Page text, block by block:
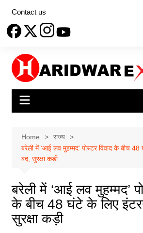
content
Contact us
Home
राज्य
बरेली में ‘आई लव मुहम्मद’ पोस्टर विवाद के बीच
बंद, सुरक्षा कड़ी
बरेली में ‘आई लव मुहम्मद’
के बीच 48 घंटे के लिए
सुरक्षा कड़ी